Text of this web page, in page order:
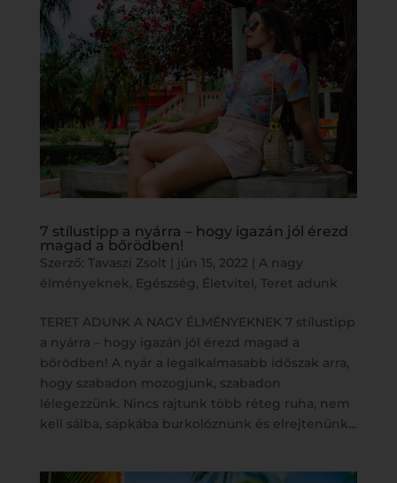
7 stílustipp a nyárra – hogy igazán jól érezd
magad a bőrödben!
Szerző: Tavaszi Zsolt jún 15, 2022
A nagy
élményeknek, Egészség, Életvitel , Teret adunk
TERET ADUNK A NAGY ÉLMÉNYEKNEK 7 stílustipp
a nyárra – hogy igazán jól érezd magad a
bőrödben! A nyár a legalkalmasabb időszak arra,
hogy szabadon mozogjunk, szabadon
lélegezzünk. Nincs rajtunk több réteg ruha, nem
kell sálba, sapkába burkolóznunk és elrejtenünk...